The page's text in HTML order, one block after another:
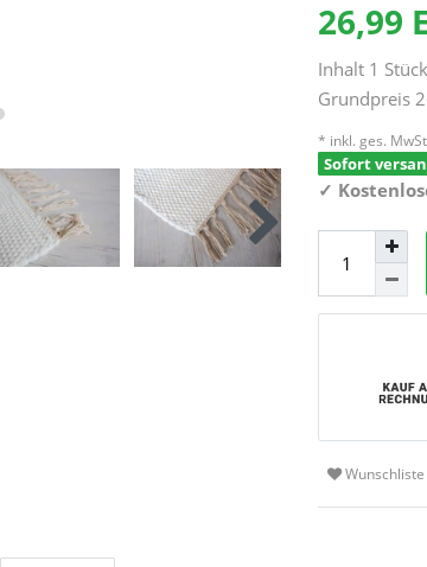
26,99
Inhalt 1 Stück
Grundpreis
* inkl. ges.
Sofort
✓
Wunschliste